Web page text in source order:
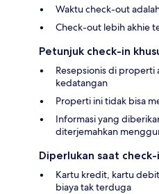
Waktu check-out
Check-out lebih akhie
Petunjuk check-in
Resepsionis di properti
kedatangan
Properti ini tidak bisa
Informasi yang
diterjemahkan
Diperlukan saat check-
Kartu kredit, kartu
biaya tak terduga